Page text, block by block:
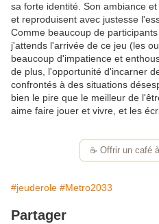
sa forte identité. Son ambiance
et reproduisent avec justesse
Comme beaucoup de
j'attends l'arrivée de ce jeu (les
beaucoup d'impatience et
de plus, l'opportunité d'incarner
confrontés à des situations
bien le pire que le meilleur de
aime faire jouer et vivre, et les
☕️ Offrir un café
#jeuderole #Metro2033
Partager